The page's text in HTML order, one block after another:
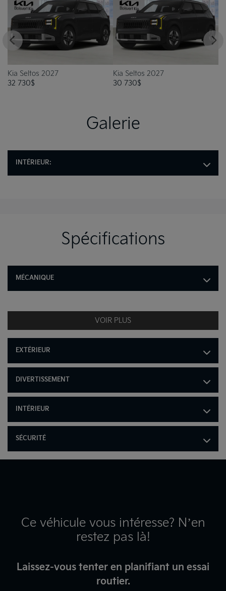
Kia Seltos 2027
30 730
Kia Seltos 2027
35 980
Galerie
INTÉRIEUR:
Spécifications
MÉCANIQUE
VOIR PLUS
EXTÉRIEUR
DIVERTISSEMENT
INTÉRIEUR
SÉCURITÉ
Ce véhicule vous intéresse? N’en
restez pas là!
Laissez-vous tenter en planifiant un essai
routier.